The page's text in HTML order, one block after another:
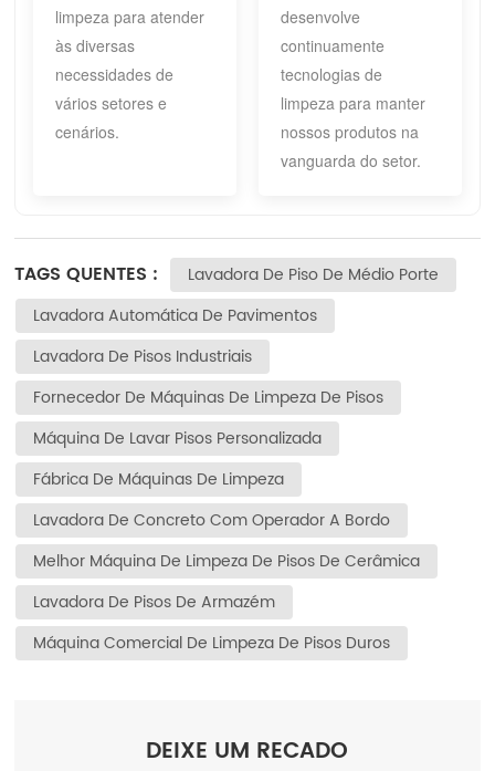
limpeza para atender
às diversas
necessidades de
vários setores e
cenários.
desenvolve
continuamente
tecnologias de
limpeza para manter
nossos produtos na
vanguarda do setor.
TAGS QUENTES :
Lavadora De Piso De Médio Porte
Lavadora Automática De Pavimentos
Lavadora De Pisos Industriais
Fornecedor De Máquinas De Limpeza De Pisos
Máquina De Lavar Pisos Personalizada
Fábrica De Máquinas De Limpeza
Lavadora De Concreto Com Operador A Bordo
Melhor Máquina De Limpeza De Pisos De Cerâmica
Lavadora De Pisos De Armazém
Máquina Comercial De Limpeza De Pisos Duros
DEIXE UM RECADO